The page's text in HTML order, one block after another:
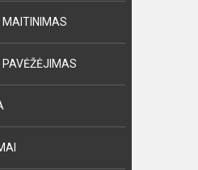
MAITINIMAS
PAVĖŽĖJIMAS